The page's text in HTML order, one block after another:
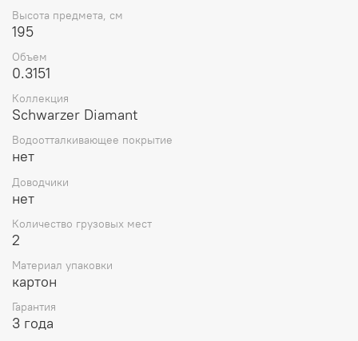
Высота предмета, см
195
Объем
0.3151
Коллекция
Schwarzer Diamant
Водоотталкивающее покрытие
нет
Доводчики
нет
Количество грузовых мест
2
Материал упаковки
картон
Гарантия
3 года